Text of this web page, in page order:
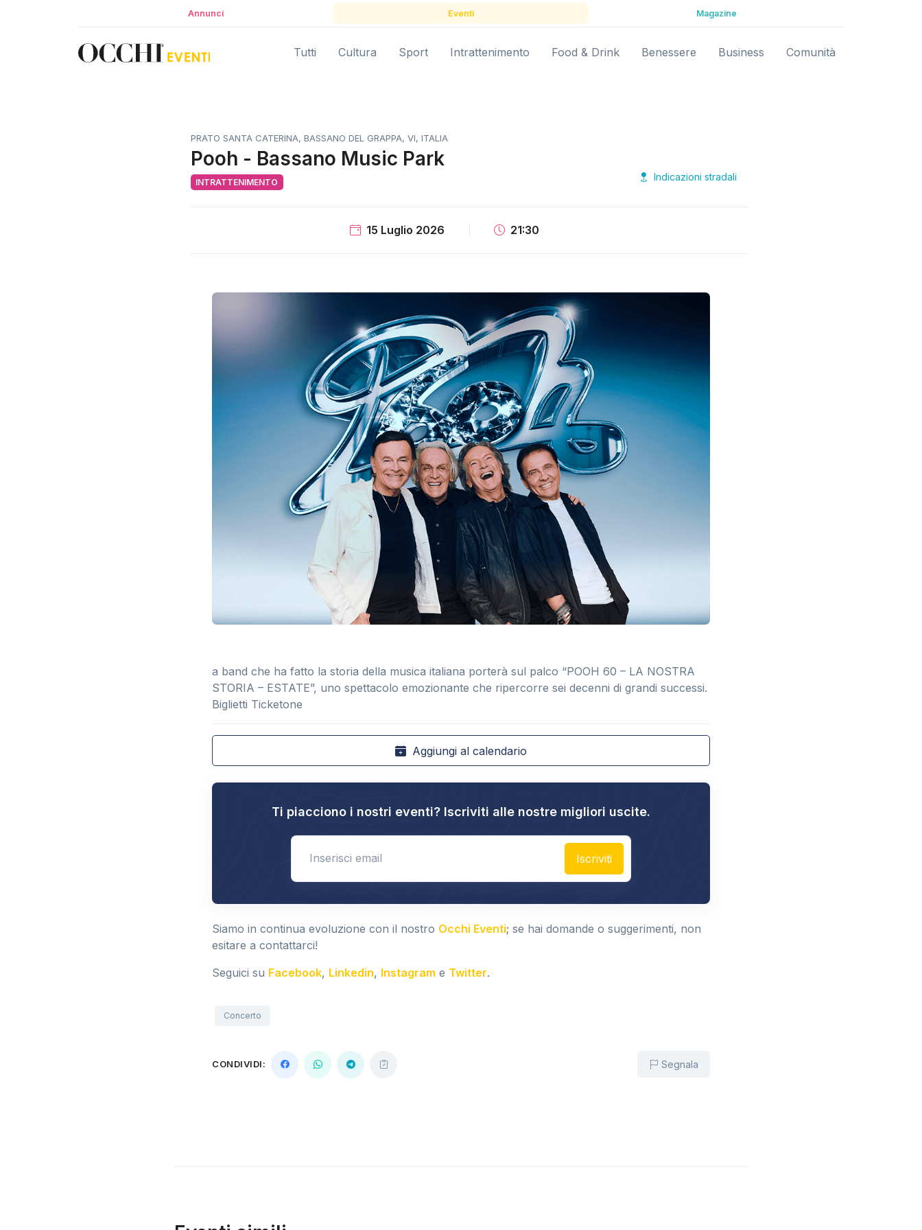
Annunci Eventi Magazine
Tutti Cultura Sport Intrattenimento Food & Drink Benessere Business Comunità
PRATO SANTA CATERINA, BASSANO DEL GRAPPA, VI, ITALIA
Pooh - Bassano Music Park
INTRATTENIMENTO Indicazioni stradali
15 Luglio 2026 21:30
a band che ha fatto la storia della musica italiana porterà sul palco “POOH 60 – LA NOSTRA
STORIA – ESTATE”, uno spettacolo emozionante che ripercorre sei decenni di grandi successi.
Biglietti Ticketone
Aggiungi al calendario
Ti piacciono i nostri eventi? Iscriviti alle nostre migliori uscite.
Iscriviti
Siamo in continua evoluzione con il nostro Occhi Eventi; se hai domande o suggerimenti, non
esitare a contattarci!
Seguici su Facebook, Linkedin, Instagram e Twitter.
Concerto
CONDIVIDI: Segnala